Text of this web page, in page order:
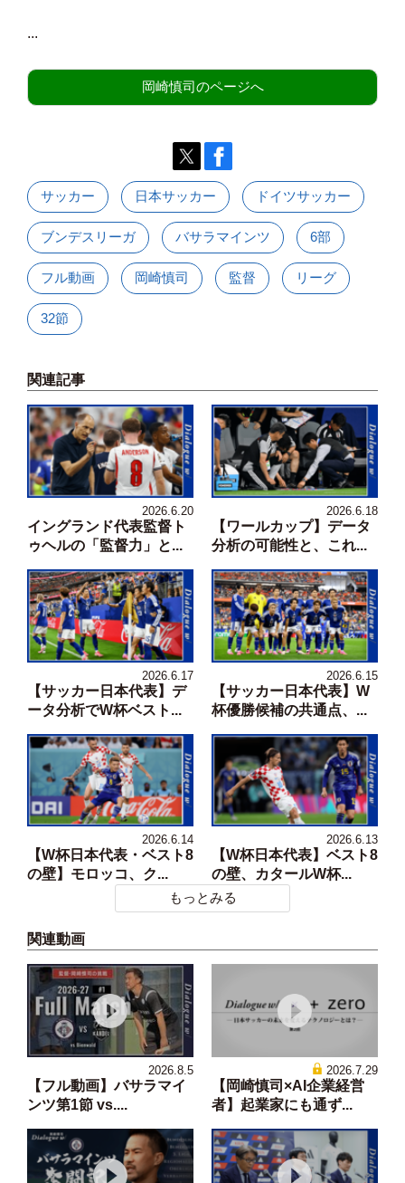
...
岡崎慎司のページへ
サッカー 日本サッカー ドイツサッカー
ブンデスリーガ バサラマインツ 6部
フル動画 岡崎慎司 監督 リーグ
32節
関連記事
2026.6.20
イングランド代表監督ト
ゥヘルの「監督力」と...
2026.6.18
【ワールカップ】データ
分析の可能性と、これ...
2026.6.17
【サッカー日本代表】デ
ータ分析でW杯ベスト...
2026.6.15
【サッカー日本代表】W
杯優勝候補の共通点、...
2026.6.14
【W杯日本代表・ベスト8
の壁】モロッコ、ク...
2026.6.13
【W杯日本代表】ベスト8
の壁、カタールW杯...
もっとみる
関連動画
2026.8.5
【フル動画】バサラマイ
ンツ第1節 vs....
2026.7.29
【岡崎慎司×AI企業経営
者】起業家にも通ず...